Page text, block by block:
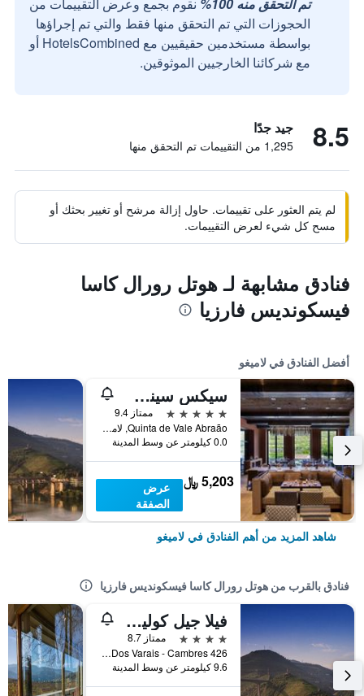
الحجوزات التي تم التحقق منها فقط والتي تم إجراؤها
بواسطة مستخدمين حقيقيين مع HotelsCombined أو
مع شركائنا الخارجيين الموثوقين.
8.5 جيد جدًا
1,295 من التقييمات تم التحقق منها
لم يتم العثور على تقييمات. حاول إزالة مرشح أو تغيير بحثك أو
مسح كل شيء لعرض التقييمات.
فنادق مشابهة لـ هوتل رورال كاسا
فيسكونديس فارزيا
أفضل الفنادق في لاميغو
سيكس سينس دورو فالي
5 نجوم
ممتاز 9.4
Quinta de Vale Abraão, لاميغو, محافظة فيسيو, البرتغال
0.0 كيلومتر عن وسط المدينة
5,203 ﷼
عرض
الصفقة
شاهد المزيد من أهم الفنادق في لاميغو
فنادق بالقرب من هوتل رورال كاسا فيسكونديس فارزيا
فيلا جيل كوليكشن دورو هوتل
4 نجوم
ممتاز 8.7
Lugar Dos Varais - Cambres 426, لاميغو, محافظة فيسيو, البرتغال
9.6 كيلومتر عن وسط المدينة